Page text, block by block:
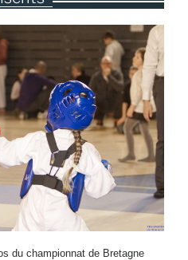
du championnat de Bretagne